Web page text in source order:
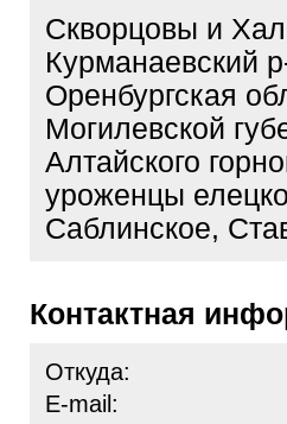
Скворцовы и
Курманаевский
Оренбургская
Могилевской
Алтайского
уроженцы
Саблинское,
Контактная
Откуда:
E-mail: